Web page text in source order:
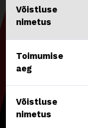
Võistluse
nimetus
Toimumise
aeg
Võistluse
nimetus